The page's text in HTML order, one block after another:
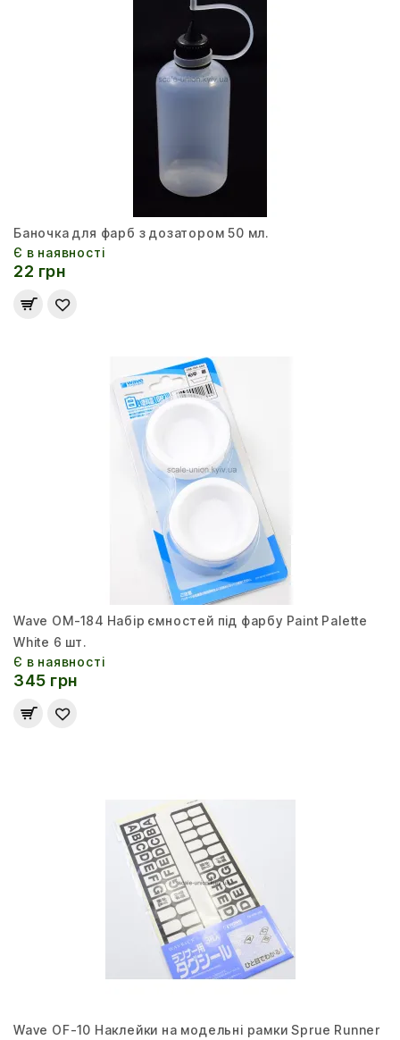
Баночка для фарб з дозатором 50 мл.
Є в наявності
22 грн
Wave OM-184 Набір ємностей під фарбу Paint Palette
White 6 шт.
Є в наявності
345 грн
Wave OF-10 Наклейки на модельні рамки Sprue Runner